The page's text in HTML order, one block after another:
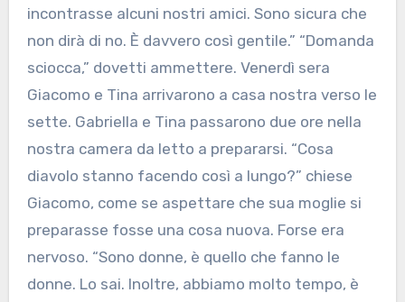
incontrasse alcuni nostri amici. Sono sicura che
non dirà di no. È davvero così gentile.” “Domanda
sciocca,” dovetti ammettere. Venerdì sera
Giacomo e Tina arrivarono a casa nostra verso le
sette. Gabriella e Tina passarono due ore nella
nostra camera da letto a prepararsi. “Cosa
diavolo stanno facendo così a lungo?” chiese
Giacomo, come se aspettare che sua moglie si
preparasse fosse una cosa nuova. Forse era
nervoso. “Sono donne, è quello che fanno le
donne. Lo sai. Inoltre, abbiamo molto tempo, è